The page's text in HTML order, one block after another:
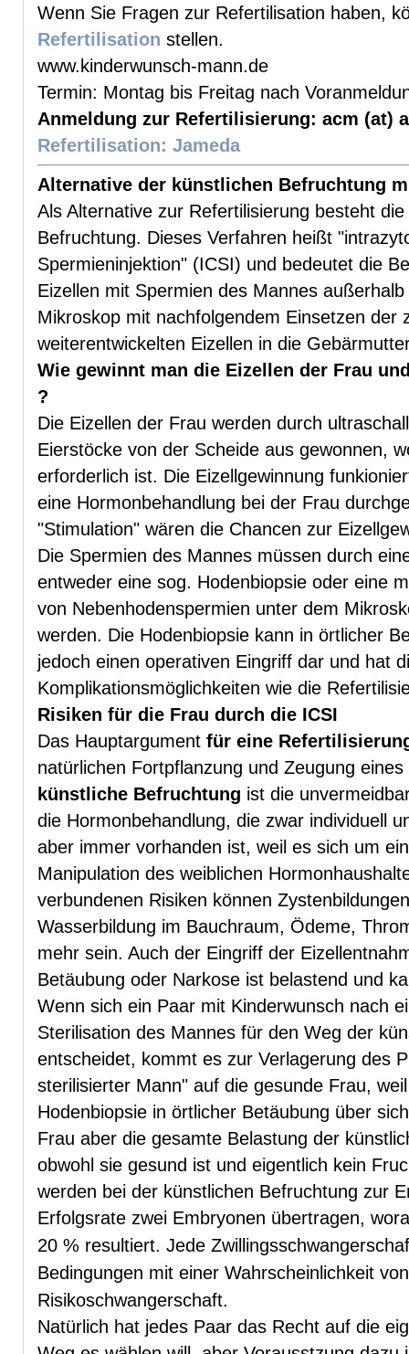
Wenn Sie Fragen zur Refertilisation haben,
Refertilisation stellen.
www.kinderwunsch-mann.de
Termin: Montag bis Freitag nach
Anmeldung zur Refertilisierung: acm (at)
Refertilisation: Jameda
Alternative der künstlichen Befruchtung
Als Alternative zur Refertilisierung besteht
Befruchtung. Dieses Verfahren heißt
Spermieninjektion" (ICSI) und bedeutet die
Eizellen mit Spermien des Mannes
Mikroskop mit nachfolgendem Einsetzen der
weiterentwickelten Eizellen in die
Wie gewinnt man die Eizellen der Frau
?
Die Eizellen der Frau werden durch
Eierstöcke von der Scheide aus gewonnen,
erforderlich ist. Die Eizellgewinnung
eine Hormonbehandlung bei der Frau
"Stimulation" wären die Chancen zur
Die Spermien des Mannes müssen durch
entweder eine sog. Hodenbiopsie oder eine
von Nebenhodenspermien unter dem
werden. Die Hodenbiopsie kann in örtlicher
jedoch einen operativen Eingriff dar und hat
Komplikationsmöglichkeiten wie die
Risiken für die Frau durch die ICSI
Das Hauptargument für eine
natürlichen Fortpflanzung und Zeugung
künstliche Befruchtung ist die
die Hormonbehandlung, die zwar individuell
aber immer vorhanden ist, weil es sich um
Manipulation des weiblichen
verbundenen Risiken können
Wasserbildung im Bauchraum, Ödeme,
mehr sein. Auch der Eingriff der
Betäubung oder Narkose ist belastend und
Wenn sich ein Paar mit Kinderwunsch nach
Sterilisation des Mannes für den Weg der
entscheidet, kommt es zur Verlagerung des
sterilisierter Mann" auf die gesunde Frau,
Hodenbiopsie in örtlicher Betäubung über
Frau aber die gesamte Belastung der
obwohl sie gesund ist und eigentlich kein
werden bei der künstlichen Befruchtung zur
Erfolgsrate zwei Embryonen übertragen,
20 % resultiert. Jede
Bedingungen mit einer Wahrscheinlichkeit
Risikoschwangerschaft.
Natürlich hat jedes Paar das Recht auf die